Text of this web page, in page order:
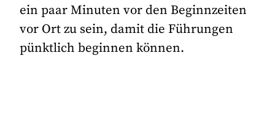
ein paar Minuten vor den Beginnzeiten
vor Ort zu sein, damit die Führungen
pünktlich beginnen können.